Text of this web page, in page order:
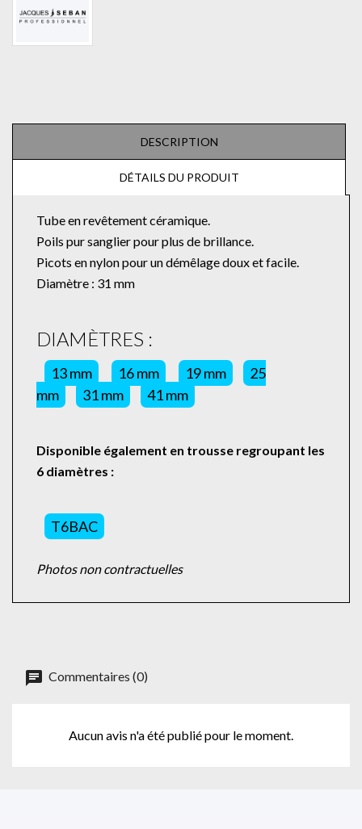
DESCRIPTION
DÉTAILS DU PRODUIT
Tube en revêtement céramique.
Poils pur sanglier pour plus de brillance.
Picots en nylon pour un démêlage doux et facile.
Diamètre : 31 mm
DIAMÈTRES :
13 mm 16 mm 19 mm
25
mm
31 mm 41 mm
Disponible également en trousse regroupant les
6 diamètres :
T6BAC
Photos non contractuelles
Commentaires (0)
Aucun avis n'a été publié pour le moment.